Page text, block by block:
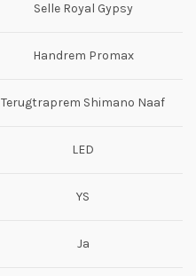
Selle Royal Gypsy
Handrem Promax
Terugtraprem Shimano Naaf
LED
YS
Ja